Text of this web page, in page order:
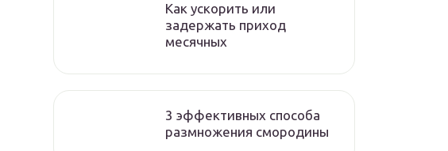
Как ускорить или
задержать приход
месячных
3 эффективных способа
размножения смородины